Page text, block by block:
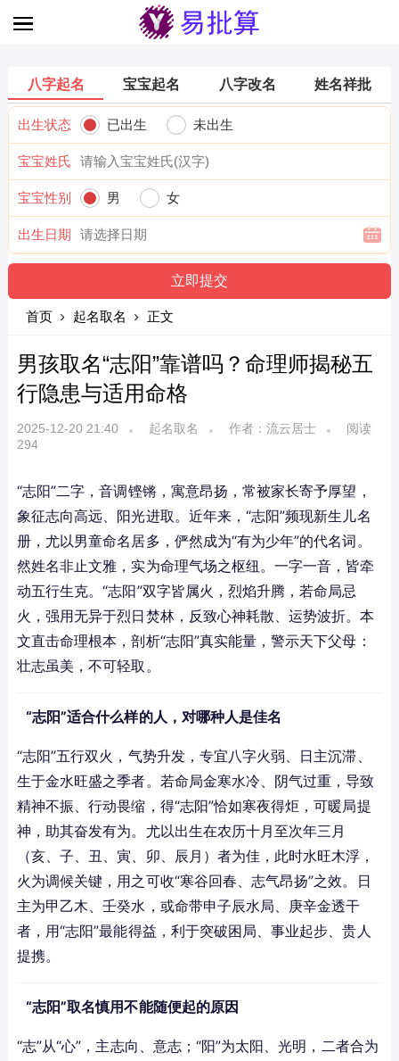
八字起名 宝宝起名 八字改名 姓名祥批
出生状态 已出生 未出生
宝宝姓氏
宝宝性别 男 女
出生日期
首页 起名取名 正文
男孩取名“志阳”靠谱吗？命理师揭秘五
行隐患与适用命格
2025-12-20 21:40 起名取名 作者：流云居士
阅读
294
“志阳”二字，音调铿锵，寓意昂扬，常被家长寄予厚望，
象征志向高远、阳光进取。近年来，“志阳”频现新生儿名
册，尤以男童命名居多，俨然成为“有为少年”的代名词。
然姓名非止文雅，实为命理气场之枢纽。一字一音，皆牵
动五行生克。“志阳”双字皆属火，烈焰升腾，若命局忌
火，强用无异于烈日焚林，反致心神耗散、运势波折。本
文直击命理根本，剖析“志阳”真实能量，警示天下父母：
壮志虽美，不可轻取。
“志阳”适合什么样的人，对哪种人是佳名
“志阳”五行双火，气势升发，专宜八字火弱、日主沉滞、
生于金水旺盛之季者。若命局金寒水冷、阴气过重，导致
精神不振、行动畏缩，得“志阳”恰如寒夜得炬，可暖局提
神，助其奋发有为。尤以出生在农历十月至次年三月
（亥、子、丑、寅、卯、辰月）者为佳，此时水旺木浮，
火为调候关键，用之可收“寒谷回春、志气昂扬”之效。日
主为甲乙木、壬癸水，或命带申子辰水局、庚辛金透干
者，用“志阳”最能得益，利于突破困局、事业起步、贵人
提携。
“志阳”取名慎用不能随便起的原因
“志”从“心”，主志向、意志；“阳”为太阳、光明，二者合为